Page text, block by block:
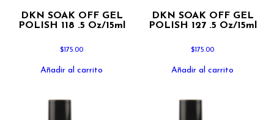
DKN SOAK OFF GEL
POLISH 118 .5 Oz/15ml
$ 175.00
Añadir al carrito
DKN SOAK OFF GEL
POLISH 127 .5 Oz/15ml
$ 175.00
Añadir al carrito